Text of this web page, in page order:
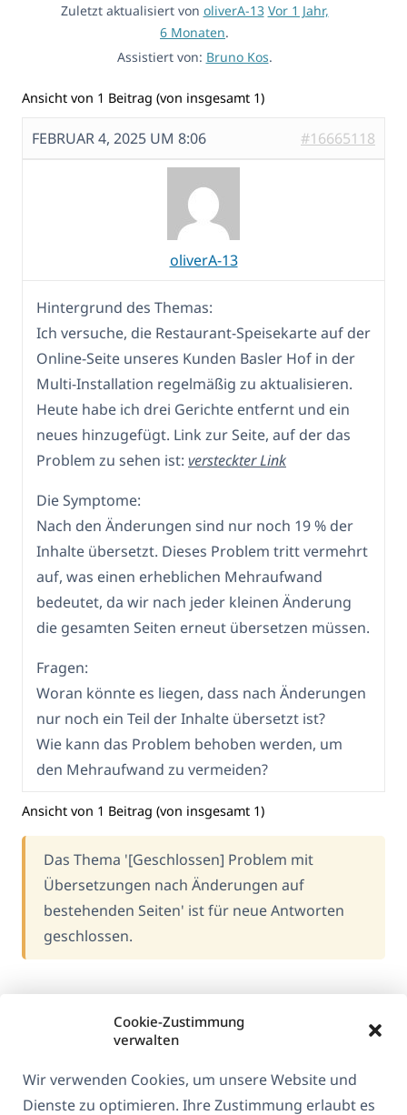
Cookie-Zustimmung
verwalten
Wir verwenden Cookies, um unsere Website und
Dienste zu optimieren. Ihre Zustimmung erlaubt es
Zuletzt aktualisiert von oliverA-13 Vor 1 Jahr,
6 Monaten.
Assistiert von: Bruno Kos.
Ansicht von 1 Beitrag (von insgesamt 1)
FEBRUAR 4, 2025 UM 8:06 #16665118
oliverA-13
Hintergrund des Themas:
Ich versuche, die Restaurant-Speisekarte auf der
Online-Seite unseres Kunden Basler Hof in der
Multi-Installation regelmäßig zu aktualisieren.
Heute habe ich drei Gerichte entfernt und ein
neues hinzugefügt. Link zur Seite, auf der das
Problem zu sehen ist: versteckter Link
Die Symptome:
Nach den Änderungen sind nur noch 19 % der
Inhalte übersetzt. Dieses Problem tritt vermehrt
auf, was einen erheblichen Mehraufwand
bedeutet, da wir nach jeder kleinen Änderung
die gesamten Seiten erneut übersetzen müssen.
Fragen:
Woran könnte es liegen, dass nach Änderungen
nur noch ein Teil der Inhalte übersetzt ist?
Wie kann das Problem behoben werden, um
den Mehraufwand zu vermeiden?
Ansicht von 1 Beitrag (von insgesamt 1)
Das Thema '[Geschlossen] Problem mit
Übersetzungen nach Änderungen auf
bestehenden Seiten' ist für neue Antworten
geschlossen.